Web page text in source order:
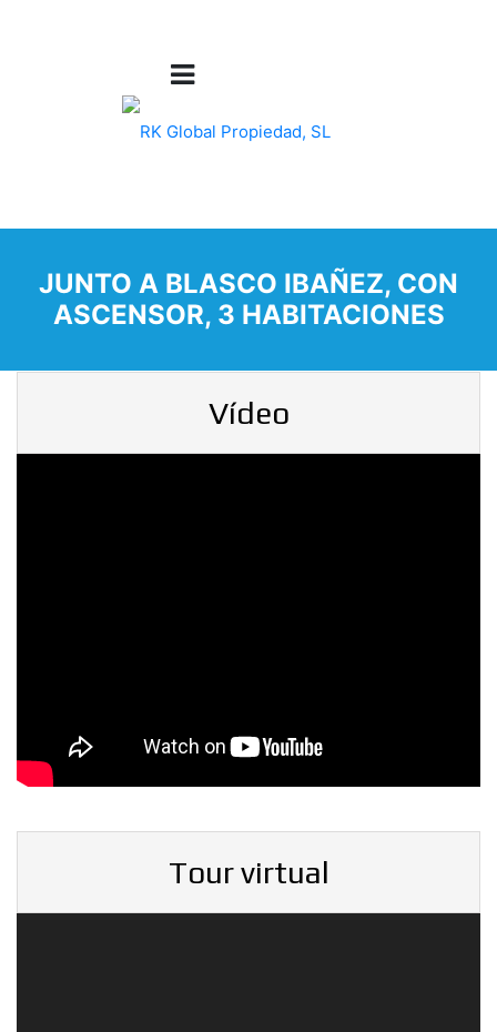
JUNTO A BLASCO IBAÑEZ, CON
ASCENSOR, 3 HABITACIONES
Vídeo
Tour virtual